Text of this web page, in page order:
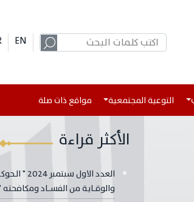
EN
التوعية المجتمعية مواقع ذات صلة
الأكثر قراءة
العدد الاول سبتمبر 2024
والوقــــايـة من الفســـــاد